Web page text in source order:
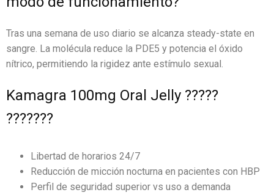
Tras una semana de uso diario se alcanza steady-state en
sangre. La molécula reduce la PDE5 y potencia el óxido
nítrico, permitiendo la rigidez ante estímulo sexual.
Kamagra 100mg Oral Jelly ?????
???????
Libertad de horarios 24/7
Reducción de micción nocturna en pacientes con HBP
Perfil de seguridad superior vs uso a demanda